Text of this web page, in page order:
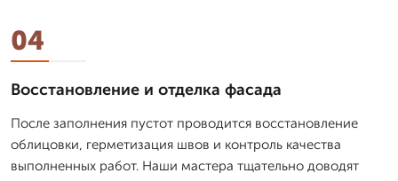
04
Восстановление и отделка фасада
После заполнения пустот проводится восстановление
облицовки, герметизация швов и контроль качества
выполненных работ. Наши мастера тщательно доводят